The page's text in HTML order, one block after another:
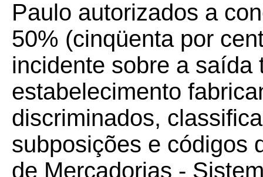
Paulo autorizados a
50% (cinqüenta por
incidente sobre a saída
estabelecimento
discriminados,
subposições e códigos
de Mercadorias -